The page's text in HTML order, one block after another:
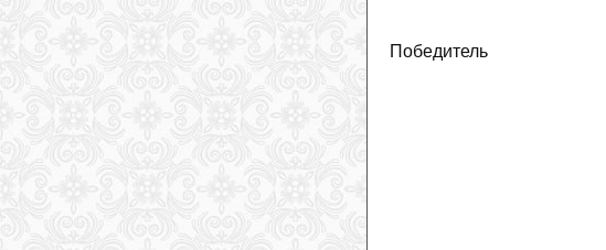
Победитель